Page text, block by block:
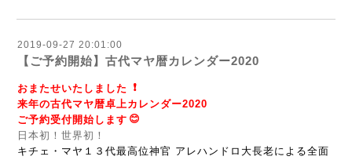
2019-09-27 20:01:00
【ご予約開始】古代マヤ暦カレンダー2020
おまたせいたしました
❗️
来年の古代マヤ暦卓上カレンダー2020
ご予約受付開始します 😊
日本初！世界初！
キチェ・マヤ１３代最高位神官 アレハンドロ大長老による全面